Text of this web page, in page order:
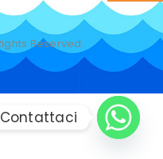
Reserved.
Contattaci